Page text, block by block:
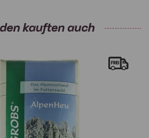
kauften auch